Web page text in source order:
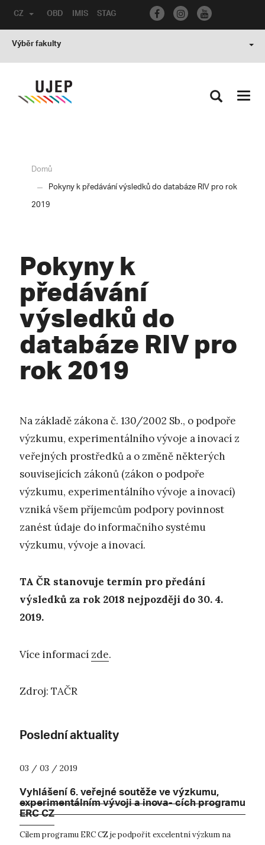
OBD IMIS STAG
CZ
Výběr fakulty
Domů
Pokyny k předávání výsledků do databáze RIV pro rok
2019
Pokyny k
předávání
výsledků do
databáze RIV pro
rok 2019
Na základě zákona č. 130/2002 Sb., o podpoře
výzkumu, experimentálního vývoje a inovací z
veřejných prostředků a o změně některých
souvisejících zákonů (zákon o podpoře
výzkumu, experimentálního vývoje a inovací)
vzniká všem příjemcům podpory povinnost
zanést údaje do informačního systému
výzkumu, vývoje a inovací.
TA ČR stanovuje termín pro předání
výsledků za rok 2018 nejpozději do 30. 4.
2019.
Více informací zde.
Zdroj: TAČR
Poslední aktuality
03 / 03 / 2019
Vyhlášení 6. veřejné soutěže ve výzkumu,
experimentálním vývoji a inova- cích programu
ERC CZ
Cílem programu ERC CZ je podpořit excelentní výzkum na